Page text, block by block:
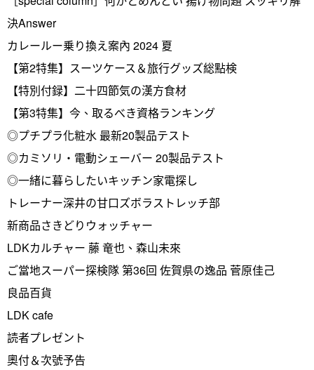
決Answer
カレールー乗り換え案內 2024 夏
【第2特集】スーツケース＆旅行グッズ総點検
【特別付録】二十四節気の漢方食材
【第3特集】今、取るべき資格ランキング
◎プチプラ化粧水 最新20製品テスト
◎カミソリ・電動シェーバー 20製品テスト
◎一緒に暮らしたいキッチン家電探し
トレーナー深井の甘口ズボラストレッチ部
新商品さきどりウォッチャー
LDKカルチャー 藤 竜也、森山未來
ご當地スーパー探検隊 第36回 佐賀県の逸品 菅原佳己
良品百貨
LDK cafe
読者プレゼント
奧付＆次號予告